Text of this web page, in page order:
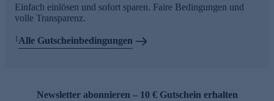
Einfach einlösen und sofort sparen. Faire Bedingungen und
volle Transparenz.
1 Alle Gutscheinbedingungen
Newsletter abonnieren – 10 € Gutschein erhalten